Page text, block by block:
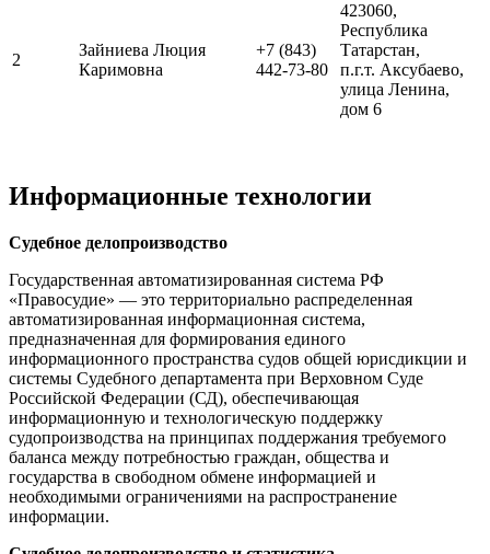
2
Зайниева Люция
Каримовна
+7 (843)
442-73-80
423060,
Республика
Татарстан,
п.г.т. Аксубаево,
улица Ленина,
дом 6
Информационные технологии
Судебное делопроизводство
Государственная автоматизированная система РФ
«Правосудие» — это территориально распределенная
автоматизированная информационная система,
предназначенная для формирования единого
информационного пространства судов общей юрисдикции и
системы Судебного департамента при Верховном Суде
Российской Федерации (СД), обеспечивающая
информационную и технологическую поддержку
судопроизводства на принципах поддержания требуемого
баланса между потребностью граждан, общества и
государства в свободном обмене информацией и
необходимыми ограничениями на распространение
информации.